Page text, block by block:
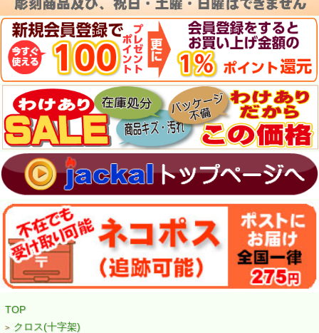
TOP
> クロス(十字架)